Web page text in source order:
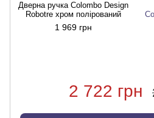
Дверна ручка Colombo Design
Robotre хром полірований
1 969 грн
2 722 грн